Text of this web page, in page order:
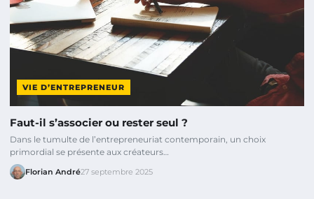
VIE D’ENTREPRENEUR
Faut-il s’associer ou rester seul ?
Dans le tumulte de l’entrepreneuriat contemporain, un choix
primordial se présente aux créateurs…
Florian André27 septembre 2025